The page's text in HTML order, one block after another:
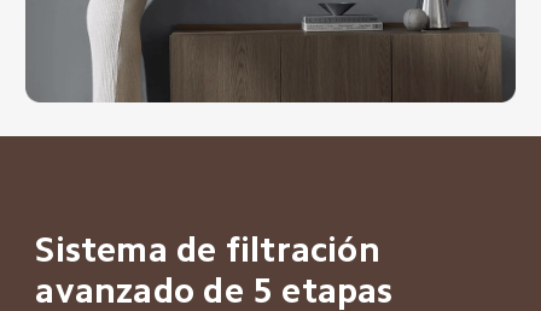
Sistema de filtración
avanzado de 5 etapas